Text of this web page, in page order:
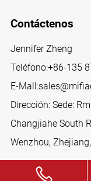
Contáctenos
Jennifer Zheng
Teléfono:+86-135
E-Mall:
Dirección: Sede:
Changjiahe South
Wenzhou,
SÍGANOS